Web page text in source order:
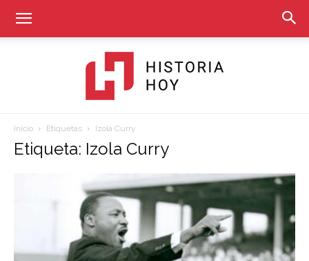
Hoy
Inicio Etiquetas Izola Curry
Etiqueta: Izola Curry